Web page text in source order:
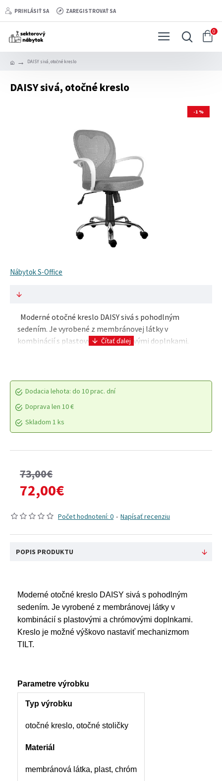
PRIHLÁSIŤ SA ZAREGISTROVAŤ SA
0
DAISY sivá, otočné kreslo
DAISY sivá, otočné kreslo
-1 %
Nábytok S-Office
Moderné otočné kreslo DAISY sivá s pohodlným
sedením. Je vyrobené z membránovej látky v
kombinácií s plastovými a chrómovými doplnkami.
Dodacia lehota: do 10 prac. dní
Doprava len 10 €
Skladom 1 ks
Počet hodnotení: 0 - Napísať recenziu
73,00€
72,00€
POPIS PRODUKTU
Moderné otočné kreslo DAISY sivá s pohodlným
sedením. Je vyrobené z membránovej látky v
kombinácií s plastovými a chrómovými doplnkami.
Kreslo je možné výškovo nastaviť mechanizmom
TILT.
Parametre výrobku
Typ výrobku
otočné kreslo, otočné stoličky
Materiál
membránová látka, plast, chróm